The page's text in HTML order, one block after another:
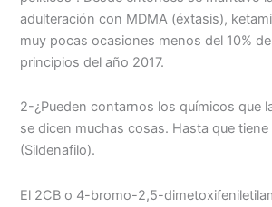
adulteración con MDMA (éxtasis),
muy pocas ocasiones menos del 10%
principios del año 2017.
2-¿Pueden contarnos los químicos que
se dicen muchas cosas. Hasta que tiene
(Sildenafilo).
El 2CB o 4-bromo-2,5-